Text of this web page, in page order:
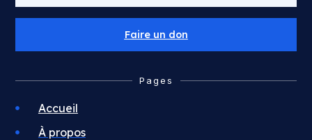
Faire un don
Pages
Accueil
À propos